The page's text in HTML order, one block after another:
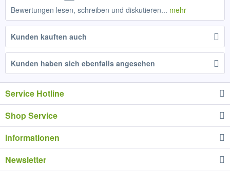
Bewertungen lesen, schreiben und diskutieren... mehr
Kunden kauften auch
Kunden haben sich ebenfalls angesehen
Service Hotline
Shop Service
Informationen
Newsletter